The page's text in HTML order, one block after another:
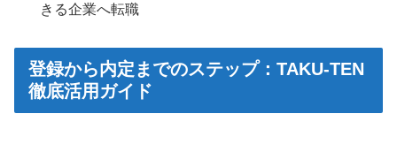
きる企業へ転職
登録から内定までのステップ：TAKU-TEN
徹底活用ガイド